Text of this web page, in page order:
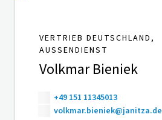
VERTRIEB DEUTSCHLAND,
AUSSENDIENST
Volkmar Bieniek
+49 151 11345013
volkmar.bieniek@janitza.de